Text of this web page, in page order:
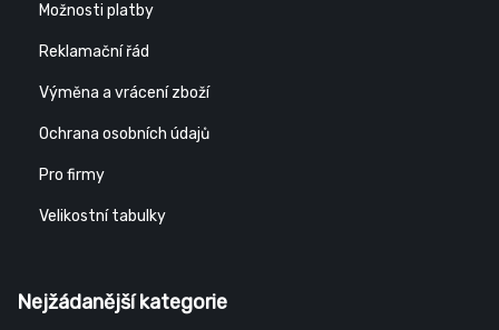
Možnosti platby
Reklamační řád
Výměna a vrácení zboží
Ochrana osobních údajů
Pro firmy
Velikostní tabulky
Nejžádanější kategorie